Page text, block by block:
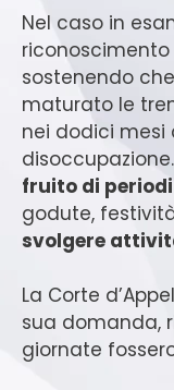
Nel caso in
riconoscimento
sostenendo
maturato le
nei dodici
fruito di
godute,
svolgere
La Corte
sua domanda,
giornate